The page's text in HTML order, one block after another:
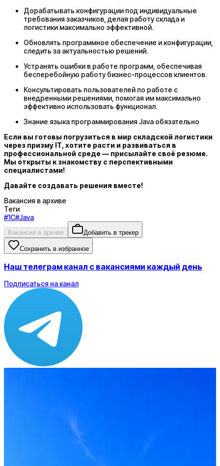
Дорабатывать конфигурации под индивидуальные
требования заказчиков, делая работу склада и
логистики максимально эффективной.
Обновлять программное обеспечение и конфигурации,
следить за актуальностью решений.
Устранять ошибки в работе программ, обеспечивая
бесперебойную работу бизнес-процессов клиентов.
Консультировать пользователей по работе с
внедренными решениями, помогая им максимально
эффективно использовать функционал.
Знание языка программирования Java обязательно
Если вы готовы погрузиться в мир складской логистики
через призму IT, хотите расти и развиваться в
профессиональной среде — присылайте своё резюме.
Мы открыты к знакомству с перспективными
специалистами!
Давайте создавать решения вместе!
Вакансия в архиве
Теги
#1С#Java
Вакансия в архиве Добавить в трекер
Сохранить в избранное
Наш телеграм канал с вакансиями каждый день
Подписаться на канал
Оффер быстрее с Эйч